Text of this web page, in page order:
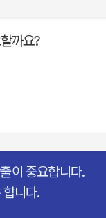
까요?
이 중요합니다.
니다.